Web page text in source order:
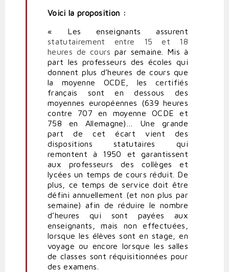
Voici la proposition :
« Les enseignants assurent
statutairement entre 15 et 18
heures de cours par semaine. Mis à
part les professeurs des écoles qui
donnent plus d’heures de cours que
la moyenne OCDE, les certifiés
français sont en dessous des
moyennes européennes (639 heures
contre 707 en moyenne OCDE et
758 en Allemagne)… Une grande
part de cet écart vient des
dispositions statutaires qui
remontent à 1950 et garantissent
aux professeurs des collèges et
lycées un temps de cours réduit. De
plus, ce temps de service doit être
défini annuellement (et non plus par
semaine) afin de réduire le nombre
d’heures qui sont payées aux
enseignants, mais non effectuées,
lorsque les élèves sont en stage, en
voyage ou encore lorsque les salles
de classes sont réquisitionnées pour
des examens.